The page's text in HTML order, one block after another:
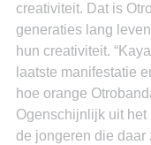
creativiteit. Dat is
generaties lang
hun creativiteit.
laatste manifestatie
hoe orange
Ogenschijnlijk uit het
de jongeren die daar